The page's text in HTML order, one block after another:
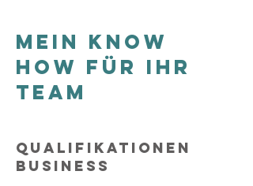
MEIN KNOW
HOW FÜR IHR
TEAM
QUALIFIKATIONEN
BUSINESS